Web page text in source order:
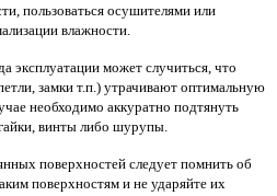
пользоваться осушителями или
влажности.
эксплуатации может случиться, что
замки т.п.) утрачивают оптимальную
необходимо аккуратно подтянуть
винты либо шурупы.
поверхностей следует помнить об
поверхностям и не ударяйте их